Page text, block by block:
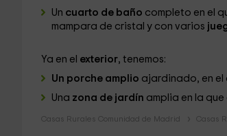
Un cuarto de baño completo en el
mampara de cristal y con varios
Ya en el exterior, tenemos:
Un porche amplio ajardinado, en el
Una zona de jardín amplia en la
Casas Rurales Comunidad de Madrid Casas